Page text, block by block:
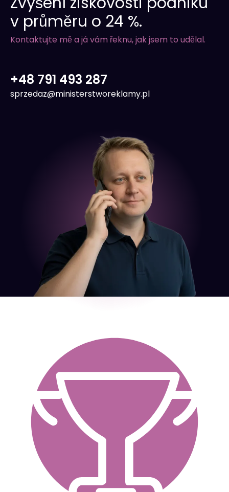
v průměru o 24 %.
Kontaktujte mě a já vám řeknu, jak jsem to udělal.
+48 791 493 287
sprzedaz@ministerstworeklamy.pl